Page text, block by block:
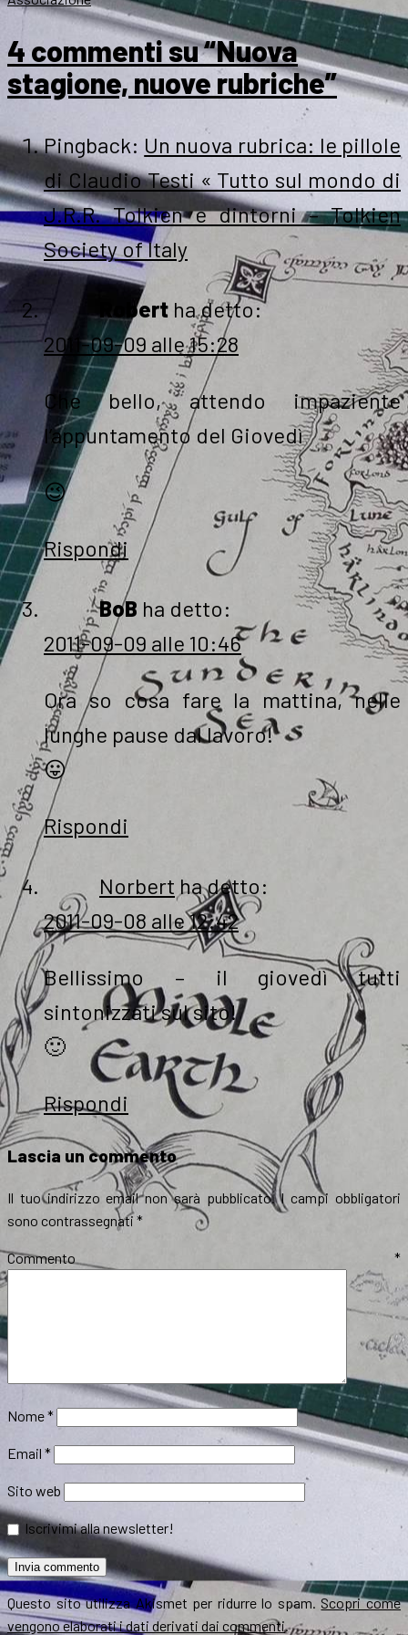
4 commenti su “Nuova
stagione, nuove rubriche”
Pingback: Un nuova rubrica: le pillole
di Claudio Testi « Tutto sul mondo di
J.R.R. Tolkien e dintorni – Tolkien
Society of Italy
Robert ha detto:
2011-09-09 alle 15:28
Che bello, attendo impaziente
l’appuntamento del Giovedì
😉
Rispondi
BoB ha detto:
2011-09-09 alle 10:46
Ora so cosa fare la mattina, nelle
lunghe pause dal lavoro!
😛
Rispondi
Norbert ha detto:
2011-09-08 alle 12:42
Bellissimo – il giovedì tutti
sintonizzati sul sito!
🙂
Rispondi
Lascia un commento
Il tuo indirizzo email non sarà pubblicato. I campi obbligatori
sono contrassegnati*
Commento *
Nome*
Email *
Sito web
Iscrivimi alla newsletter!
Questo sito utilizza Akismet per ridurre lo spam. Scopri come
vengono elaborati i dati derivati dai commenti.